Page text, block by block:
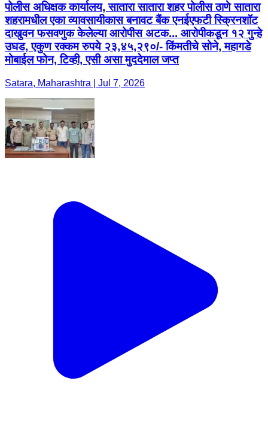
पोलीस अधिक्षक कार्यालय, सातारा सातारा शहर पोलीस ठाणे सातारा
शहरामधील एका व्यावसायीकास बनावट बैंक एनईएफटी स्क्रिनशॉट
दाखुवन फसवणुक केलेल्या आरोपीस अटक... आरोपीकडून १२ गुन्हे
उघड, एकुण रक्कम रुपये २३,४५,२९०/- किंमतीचे सोने, महागडे
मोबाईल फोन, टिव्ही, एसी असा मुददेमाल जप्त
Satara, Maharashtra | Jul 7, 2026